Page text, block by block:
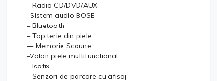
– Radio CD/DVD/AUX
–Sistem audio BOSE
– Bluetooth
– Tapiterie din piele
— Memorie Scaune
–Volan piele multifunctional
– Isofix
– Senzori de parcare cu afisaj